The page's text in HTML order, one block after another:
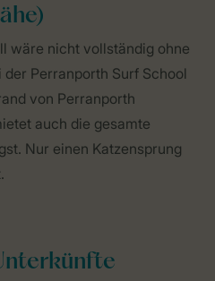
wäre nicht vollständig ohne
Perranporth Surf School
von Perranporth
auch die gesamte
Nur einen Katzensprung